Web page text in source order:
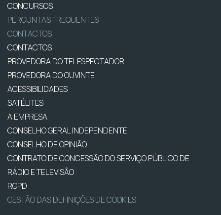
CONCURSOS
PERGUNTAS FREQUENTES
CONTACTOS
CONTACTOS
PROVEDORA DO TELESPECTADOR
PROVEDORA DO OUVINTE
ACESSIBILIDADES
SATÉLITES
A EMPRESA
CONSELHO GERAL INDEPENDENTE
CONSELHO DE OPINIÃO
CONTRATO DE CONCESSÃO DO SERVIÇO PÚBLICO DE
RÁDIO E TELEVISÃO
RGPD
GESTÃO DAS DEFINIÇÕES DE COOKIES